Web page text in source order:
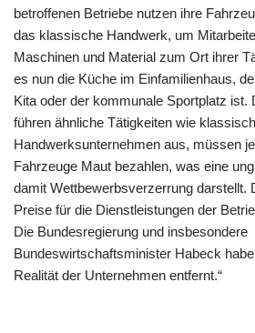
betroffenen Betriebe nutzen ihre
das klassische Handwerk, um
Maschinen und Material zum Ort ihrer
es nun die Küche im Einfamilienhaus,
Kita oder der kommunale Sportplatz ist.
führen ähnliche Tätigkeiten wie
Handwerksunternehmen aus, müssen
Fahrzeuge Maut bezahlen, was eine
damit Wettbewerbsverzerrung darstellt.
Preise für die Dienstleistungen der
Die Bundesregierung und insbesondere
Bundeswirtschaftsminister Habeck
Realität der Unternehmen entfernt.“